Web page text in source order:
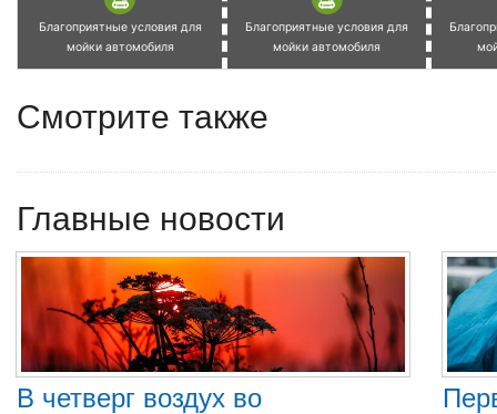
Благоприятные условия для
мойки автомобиля
Благоприятные условия для
мойки автомобиля
Смотрите также
Главные новости
В четверг воздух во